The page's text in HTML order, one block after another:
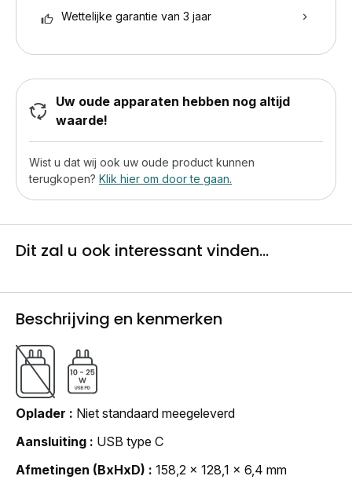
Wettelijke garantie van 3 jaar
Uw oude apparaten hebben nog altijd
waarde!
Wist u dat wij ook uw oude product kunnen
terugkopen? Klik hier om door te gaan.
Dit zal u ook interessant vinden...
Beschrijving en kenmerken
Oplader
Niet standaard meegeleverd
Aansluiting
USB type C
Afmetingen (BxHxD)
158,2 x 128,1 x 6,4 mm